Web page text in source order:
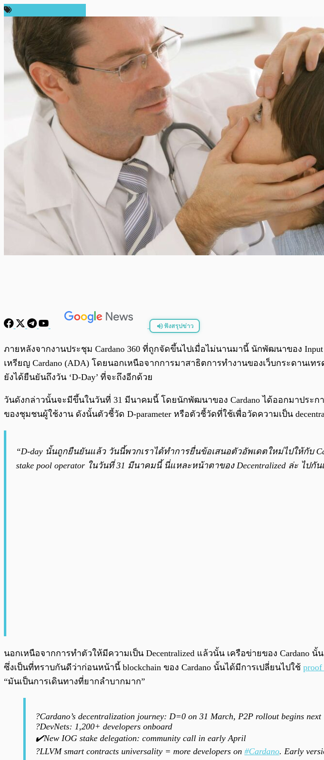
ฟังสรุปข่าว
พร้อมเล่น
ภายหลังจากงานประชุม Cardano 360 ที่ถูกจัดขึ้นไปเมื่อไม่นานมานี้ นักพัฒนาของ
เหรียญ Cardano (ADA) โดยนอกเหนือจากการมาสาธิตการทำงานของเว็บกระดานเท
ยังได้ยืนยันถึงวัน ‘D-Day’ ที่จะถึงอีกด้วย
วันดังกล่าวนั้นจะมีขึ้นในวันที่ 31 มีนาคมนี้ โดยนักพัฒนาของ Cardano ได้ออกมาประก
ของชุมชนผู้ใช้งาน ดังนั้นตัวชี้วัด D-parameter หรือตัวชี้วัดที่ใช้เพื่อวัดความเป็น
“D-day นั้นถูกยืนยันแล้ว วันนี้พวกเราได้ทำการยื่นข้อเสนอตัวอัพเดตใหม่ไปให้กับ
stake pool operator ในวันที่ 31 มีนาคมนี้ นี่แหละหน้าตาของ Decentralized ล่ะ ไปกัน
นอกเหนือจากการทำตัวให้มีความเป็น Decentralized แล้วนั้น เครือข่ายของ Cardano
ซึ่งเป็นที่ทราบกันดีว่าก่อนหน้านี้ blockchain ของ Cardano นั้นได้มีการเปลี่ยนไปใช้ proof
“มันเป็นการเดินทางที่ยากลำบากมาก”
?Cardano’s decentralization journey: D=0 on 31 March, P2P rollout begins next
?DevNets: 1,200+ developers onboard
✔️New IOG stake delegation: community call in early April
?LLVM smart contracts universality = more developers on #Cardano. Early